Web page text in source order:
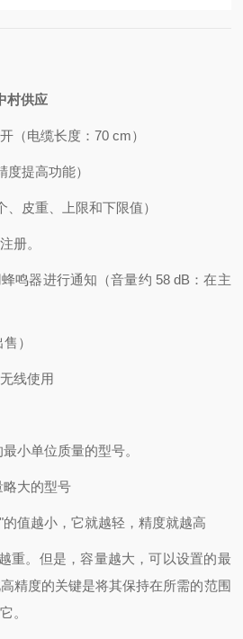
村供应
（电缆长度：70 cm）
度提高功能）
、皮重、上限和下限值）
册。
鸣器进行通知（音量约 58 dB：在主
）
线使用
小单位质量的型号。
略大的型号
值越小，它就越轻，精度就越高
重。 但是，容量越大，可以设置的最
精度的关键是将其保持在所需的范围
。